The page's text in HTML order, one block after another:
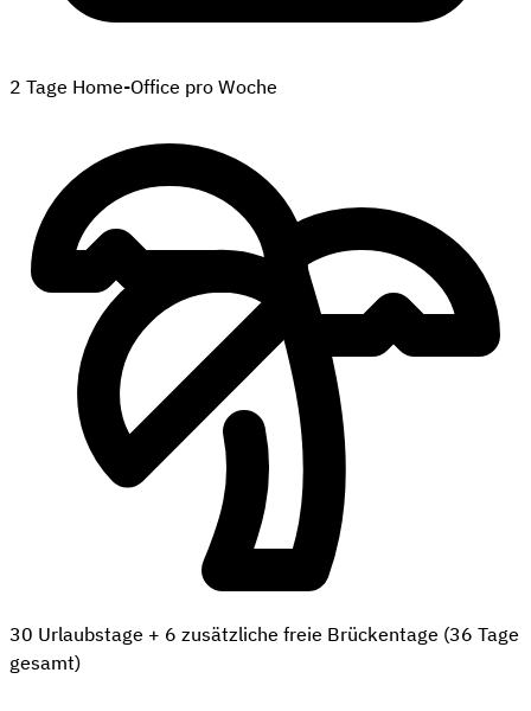
2 Tage Home-Office pro Woche
30 Urlaubstage + 6 zusätzliche freie Brückentage (36 Tage
gesamt)